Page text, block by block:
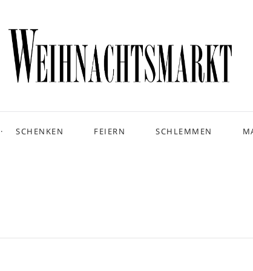
SCHENKEN FEIERN SCHLEMMEN